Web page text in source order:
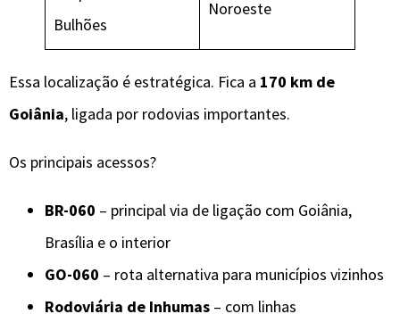
Bulhões
Noroeste
Essa localização é estratégica. Fica a 170 km de
Goiânia, ligada por rodovias importantes.
Os principais acessos?
BR-060 – principal via de ligação com Goiânia,
Brasília e o interior
GO-060 – rota alternativa para municípios vizinhos
Rodoviária de Inhumas – com linhas